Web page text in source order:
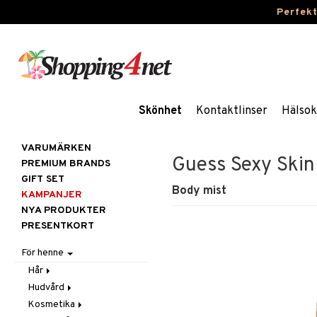
Skönhet Kontaktlinser
Guess Sexy
Body mist
VARUMÄRKEN
PREMIUM BRANDS
GIFT SET
KAMPANJER
NYA PRODUKTER
PRESENTKORT
För henne
Hår
Accessoarer
Balsam
Hudvård
Ansiktscremer
Kosmetika